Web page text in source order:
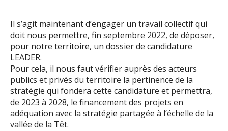
Il s’agit maintenant d’engager un travail collectifqui
doit nous permettre, fin septembre 2022, de déposer,
pour notre territoire, un dossier de candidature
LEADER.
Pour cela, il nous faut vérifier auprès des acteurs
publics et privés du territoire la pertinence de la
stratégie qui fondera cette candidature et permettra,
de 2023 à 2028, le financement des projets en
adéquation avec la stratégie partagée à l’échelle de la
vallée de la Têt.